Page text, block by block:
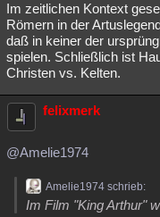
Im zeitlichen Kontext
Römern in der
daß in keiner der
spielen. Schließlich ist
Christen vs. Kelten.
felixmerk
@Amelie1974
Amelie1974 schrieb:
Im Film "King Arthur"